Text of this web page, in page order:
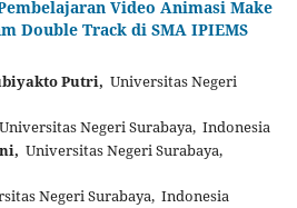
Video Animasi Make
Double Track di SMA IPIEMS
Putri, Universitas Negeri
Universitas Negeri Surabaya, Indonesia
Universitas Negeri Surabaya,
Negeri Surabaya, Indonesia